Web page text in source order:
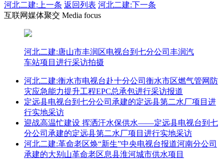
河北二建: 上一条 返回列表 河北二建:下一条
互联网媒体聚交 Media focus
河北二建:唐山市丰润区电视台到七分公司丰润汽
车站项目进行采访拍摄
河北二建:衡水市电视台赴十分公司衡水市区燃气管网防
灾应急能力提升工程EPC总承包进行采访报道
定远县电视台到七分公司承建的定远县第二水厂项目进
行实地采访
迎战高温忙建设 挥洒汗水保供水——定远县电视台到七
分公司承建的定远县第二水厂项目进行实地采访
河北二建:革命老区焕“新生”中央电视台报道河南分公司
承建的大别山革命老区息县淮河城市供水项目